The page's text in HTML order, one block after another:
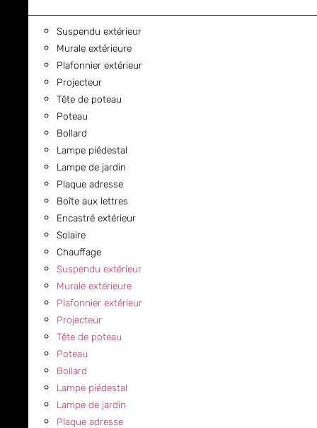
Suspendu extérieur
Murale extérieure
Plafonnier extérieur
Projecteur
Tête de poteau
Poteau
Bollard
Lampe piédestal
Lampe de jardin
Plaque adresse
Boîte aux lettres
Encastré extérieur
Solaire
Chauffage
Suspendu extérieur
Murale extérieure
Plafonnier extérieur
Projecteur
Tête de poteau
Poteau
Bollard
Lampe piédestal
Lampe de jardin
Plaque adresse